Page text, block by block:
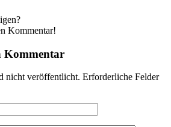
Kommentar!
Kommentar
nicht veröffentlicht. Erforderliche Felder